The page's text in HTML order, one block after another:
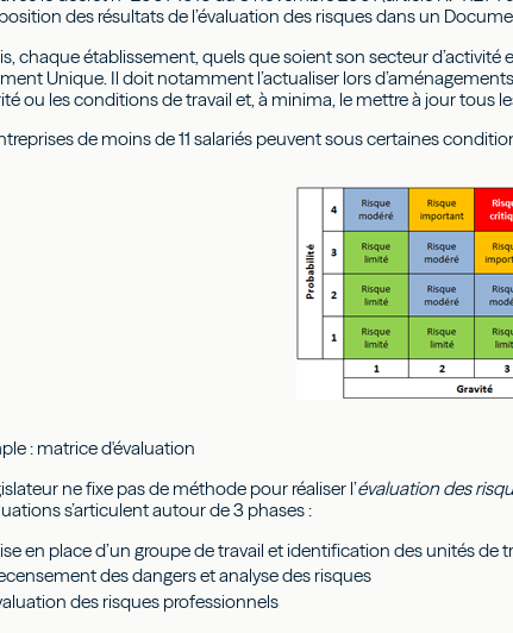
des résultats de l’évaluation des risques dans un
chaque établissement, quels que soient son secteur d’activité
Unique. Il doit notamment l’actualiser lors
ou les conditions de travail et, à minima, le mettre à jour tous
de moins de 11 salariés peuvent sous certaines
: matrice d'évaluation
ne fixe pas de méthode pour réaliser l’évaluation des
s’articulent autour de 3 phases :
en place d’un groupe de travail et identification des unités de
des dangers et analyse des risques
des risques professionnels